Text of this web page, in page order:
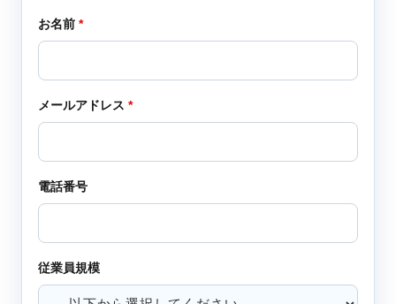
お名前 *
メールアドレス *
電話番号
従業員規模